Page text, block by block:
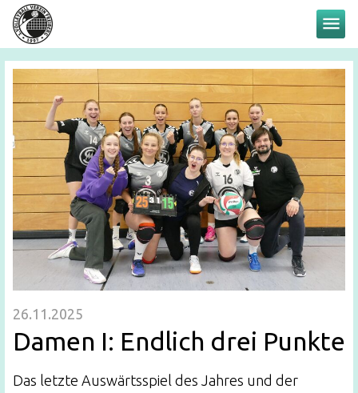
menu
26.11.2025
Damen I: Endlich drei Punkte
Das letzte Auswärtsspiel des Jahres und der